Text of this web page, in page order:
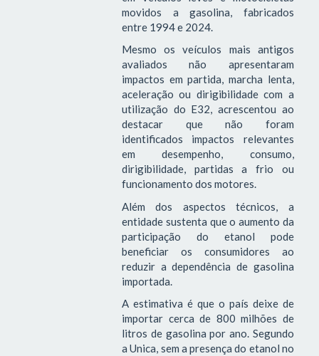
movidos a gasolina, fabricados
entre 1994 e 2024.
Mesmo os veículos mais antigos
avaliados não apresentaram
impactos em partida, marcha lenta,
aceleração ou dirigibilidade com a
utilização do E32, acrescentou ao
destacar que não foram
identificados impactos relevantes
em desempenho, consumo,
dirigibilidade, partidas a frio ou
funcionamento dos motores.
Além dos aspectos técnicos, a
entidade sustenta que o aumento da
participação do etanol pode
beneficiar os consumidores ao
reduzir a dependência de gasolina
importada.
A estimativa é que o país deixe de
importar cerca de 800 milhões de
litros de gasolina por ano. Segundo
a Unica, sem a presença do etanol no